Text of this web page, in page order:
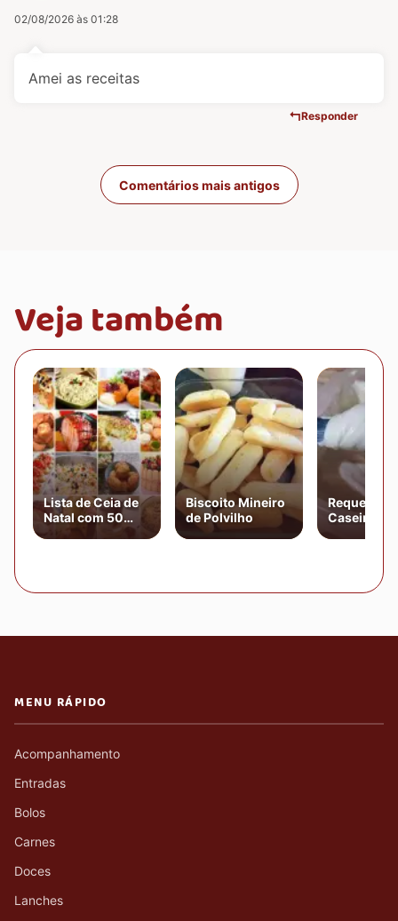
02/08/2026 às 01:28
Amei as receitas
Responder
Navegação de
Comentários mais antigos
Veja também
Lista de Ceia de
Natal com 50
Receitas
Biscoito Mineiro
de Polvilho
Requeijão
Caseiro
MENU RÁPIDO
Acompanhamento
Entradas
Bolos
Carnes
Doces
Lanches